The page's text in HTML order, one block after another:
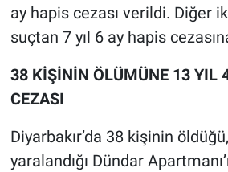
ay hapis cezası verildi. Diğer
suçtan 7 yıl 6 ay hapis
38 KİŞİNİN ÖLÜMÜNE 13 YIL
CEZASI
Diyarbakır’da 38 kişinin
yaralandığı Dündar